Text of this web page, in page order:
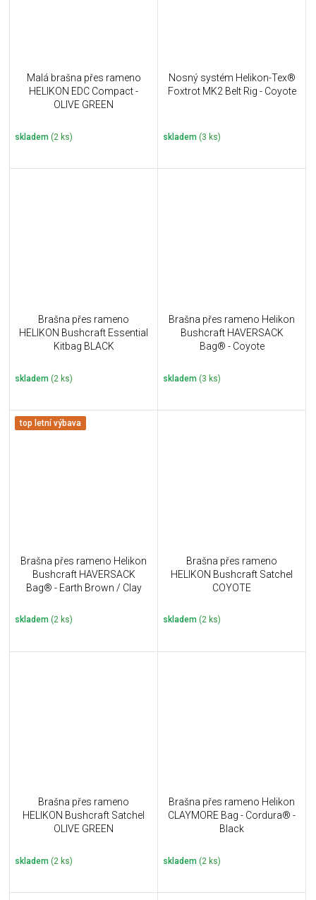
Malá brašna přes rameno
HELIKON EDC Compact -
OLIVE GREEN
skladem (2 ks)
Nosný systém Helikon-Tex®
Foxtrot MK2 Belt Rig - Coyote
skladem (3 ks)
Brašna přes rameno
HELIKON Bushcraft Essential
Kitbag BLACK
skladem (2 ks)
Brašna přes rameno Helikon
Bushcraft HAVERSACK
Bag® - Coyote
skladem (3 ks)
top letní výbava
Brašna přes rameno Helikon
Bushcraft HAVERSACK
Bag® - Earth Brown / Clay
skladem (2 ks)
Brašna přes rameno
HELIKON Bushcraft Satchel
COYOTE
skladem (2 ks)
Brašna přes rameno
HELIKON Bushcraft Satchel
OLIVE GREEN
skladem (2 ks)
Brašna přes rameno Helikon
CLAYMORE Bag - Cordura® -
Black
skladem (2 ks)